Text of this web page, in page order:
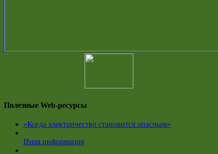
Полезные Web-ресурсы
«Когда электричество становится опасным»
Иная информация